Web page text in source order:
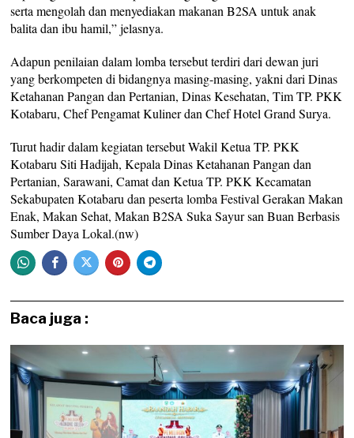
serta mengolah dan menyediakan makanan B2SA untuk anak
balita dan ibu hamil,” jelasnya.
Adapun penilaian dalam lomba tersebut terdiri dari dewan juri
yang berkompeten di bidangnya masing-masing, yakni dari Dinas
Ketahanan Pangan dan Pertanian, Dinas Kesehatan, Tim TP. PKK
Kotabaru, Chef Pengamat Kuliner dan Chef Hotel Grand Surya.
Turut hadir dalam kegiatan tersebut Wakil Ketua TP. PKK
Kotabaru Siti Hadijah, Kepala Dinas Ketahanan Pangan dan
Pertanian, Sarawani, Camat dan Ketua TP. PKK Kecamatan
Sekabupaten Kotabaru dan peserta lomba Festival Gerakan Makan
Enak, Makan Sehat, Makan B2SA Suka Sayur san Buan Berbasis
Sumber Daya Lokal.(nw)
Baca juga :